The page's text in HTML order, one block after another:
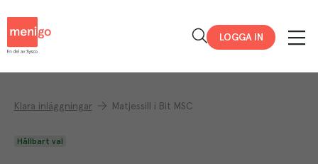
LOGGA IN
Klara inläggningar Matjessill i Bit MSC
Hållbart val